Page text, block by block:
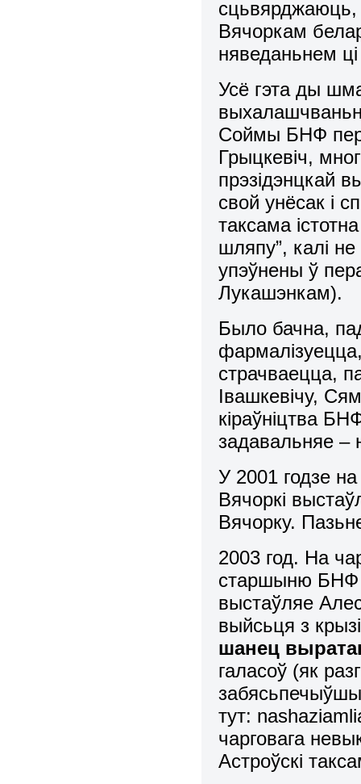
сцьвярджаюць,
Вячоркам
няведаньнем
Усё гэта ды
Соймы БНФ
Грыцкевіч,
прэзідэнцкай
свой унёсак і
таксама
шляпу”, калі
упэўнены ў
Лукашэнкам).
Было бачна,
страчваецца,
Івашкевічу,
кіраўніцтва
задавальняе –
У 2001 годзе
Вячоркі
Вячорку.
2003 год. На
старшыню БНФ
выстаўляе
выйсьця з
шанец
галасоў (як
забясьпечыўшы
тут:
чарговага
Астроўскі